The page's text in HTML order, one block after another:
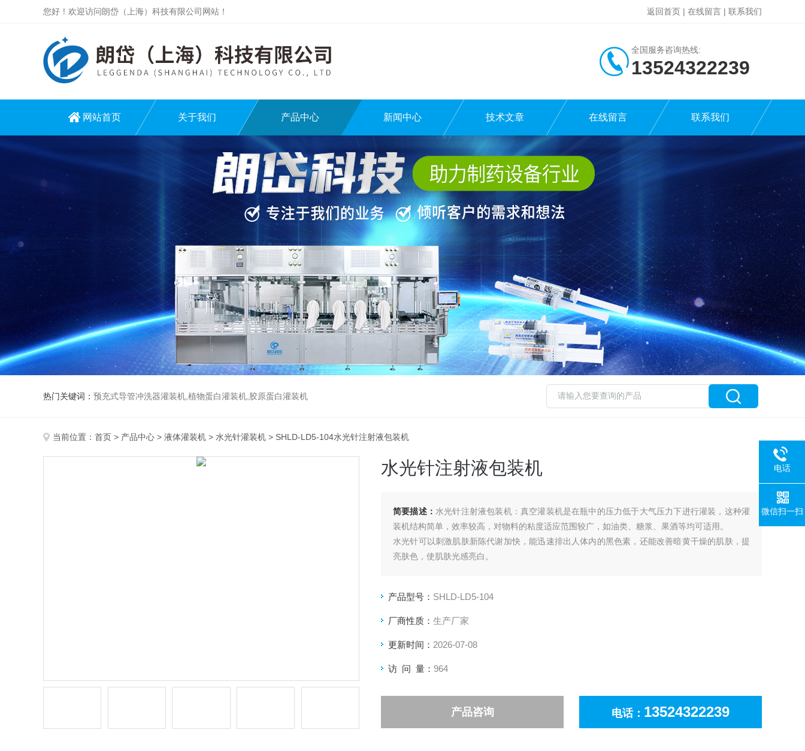
您好！欢迎访问朗岱（上海）科技有限公司网站！ 返回首页 | 在线留言 | 联系我们
全国服务咨询热线:
13524322239
网站首页 关于我们 产品中心 新闻中心 技术文章 在线留言 联系我们
热门关键词： 预充式导管冲洗器灌装机,植物蛋白灌装机,胶原蛋白灌装机
当前位置： 首页 > 产品中心 > 液体灌装机 > 水光针灌装机 > SHLD-LD5-104水光针注射液包装机
水光针注射液包装机
简要描述： 水光针注射液包装机：真空灌装机是在瓶中的压力低于大气压力下进行灌装，这种灌
装机结构简单，效率较高，对物料的粘度适应范围较广，如油类、糖浆、果酒等均可适用。
水光针可以刺激肌肤新陈代谢加快，能迅速排出人体内的黑色素，还能改善暗黄干燥的肌肤，提
亮肤色，使肌肤光感亮白。
产品型号： SHLD-LD5-104
厂商性质： 生产厂家
更新时间： 2026-07-08
访 问 量： 964
产品咨询 电话： 13524322239
电话
微信扫一扫